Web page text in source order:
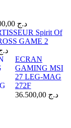
د.ج
Spirit Of
GAME 2
ECRAN
GAMING MSI
27 LEG-MAG
272F
د.ج